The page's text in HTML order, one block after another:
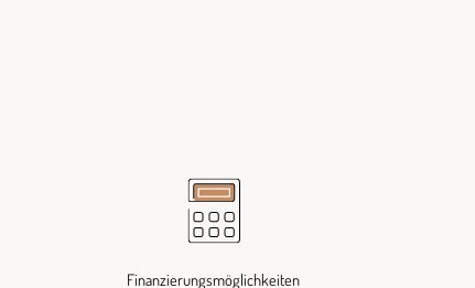
Finanzierungsmöglichkeiten